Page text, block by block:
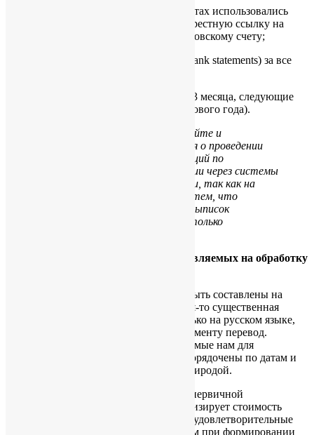
4.2. Все корешки чеков (если при расчетах использовались
чеки), каждый из которых имеет перекрестную ссылку на
платежи, указанные в выписке по банковскому счету;
4.3. Выписки по банковским счетам (Bank statements) за все
4.4. Выписки по банковскому счету за 3 месяца, следующие
после бухгалтерского периода (финансового года).
обязательно сохраняйте и
распечатывайте подтверждения о проведении
платежей при совершении операций по
банковскому счету Вашей компании через системы
Internet Banking, а также выписки, так как на
практике можно столкнуться с тем, что
электронные копии извещений и выписок
сохраняются в интернет-банке только
5. Формирование документов, направляемых на обработку
Все документы и материалы должны быть составлены на
английском языке. В случае, если какая-то существенная
информация в документах указана только на русском языке,
клиенту необходимо приложить к документу перевод.
Все бумаги и документы, предоставляемые нам для
бухгалтерских целей, должны быть упорядочены по датам и
сгруппированы в соответствии с их природой.
Правильное ведение и формирование первичной
документации для бухгалтерии минимизирует стоимость
бухгалтерских услуг. Неполные или неудовлетворительные
документы могут привести к задержкам при формировании